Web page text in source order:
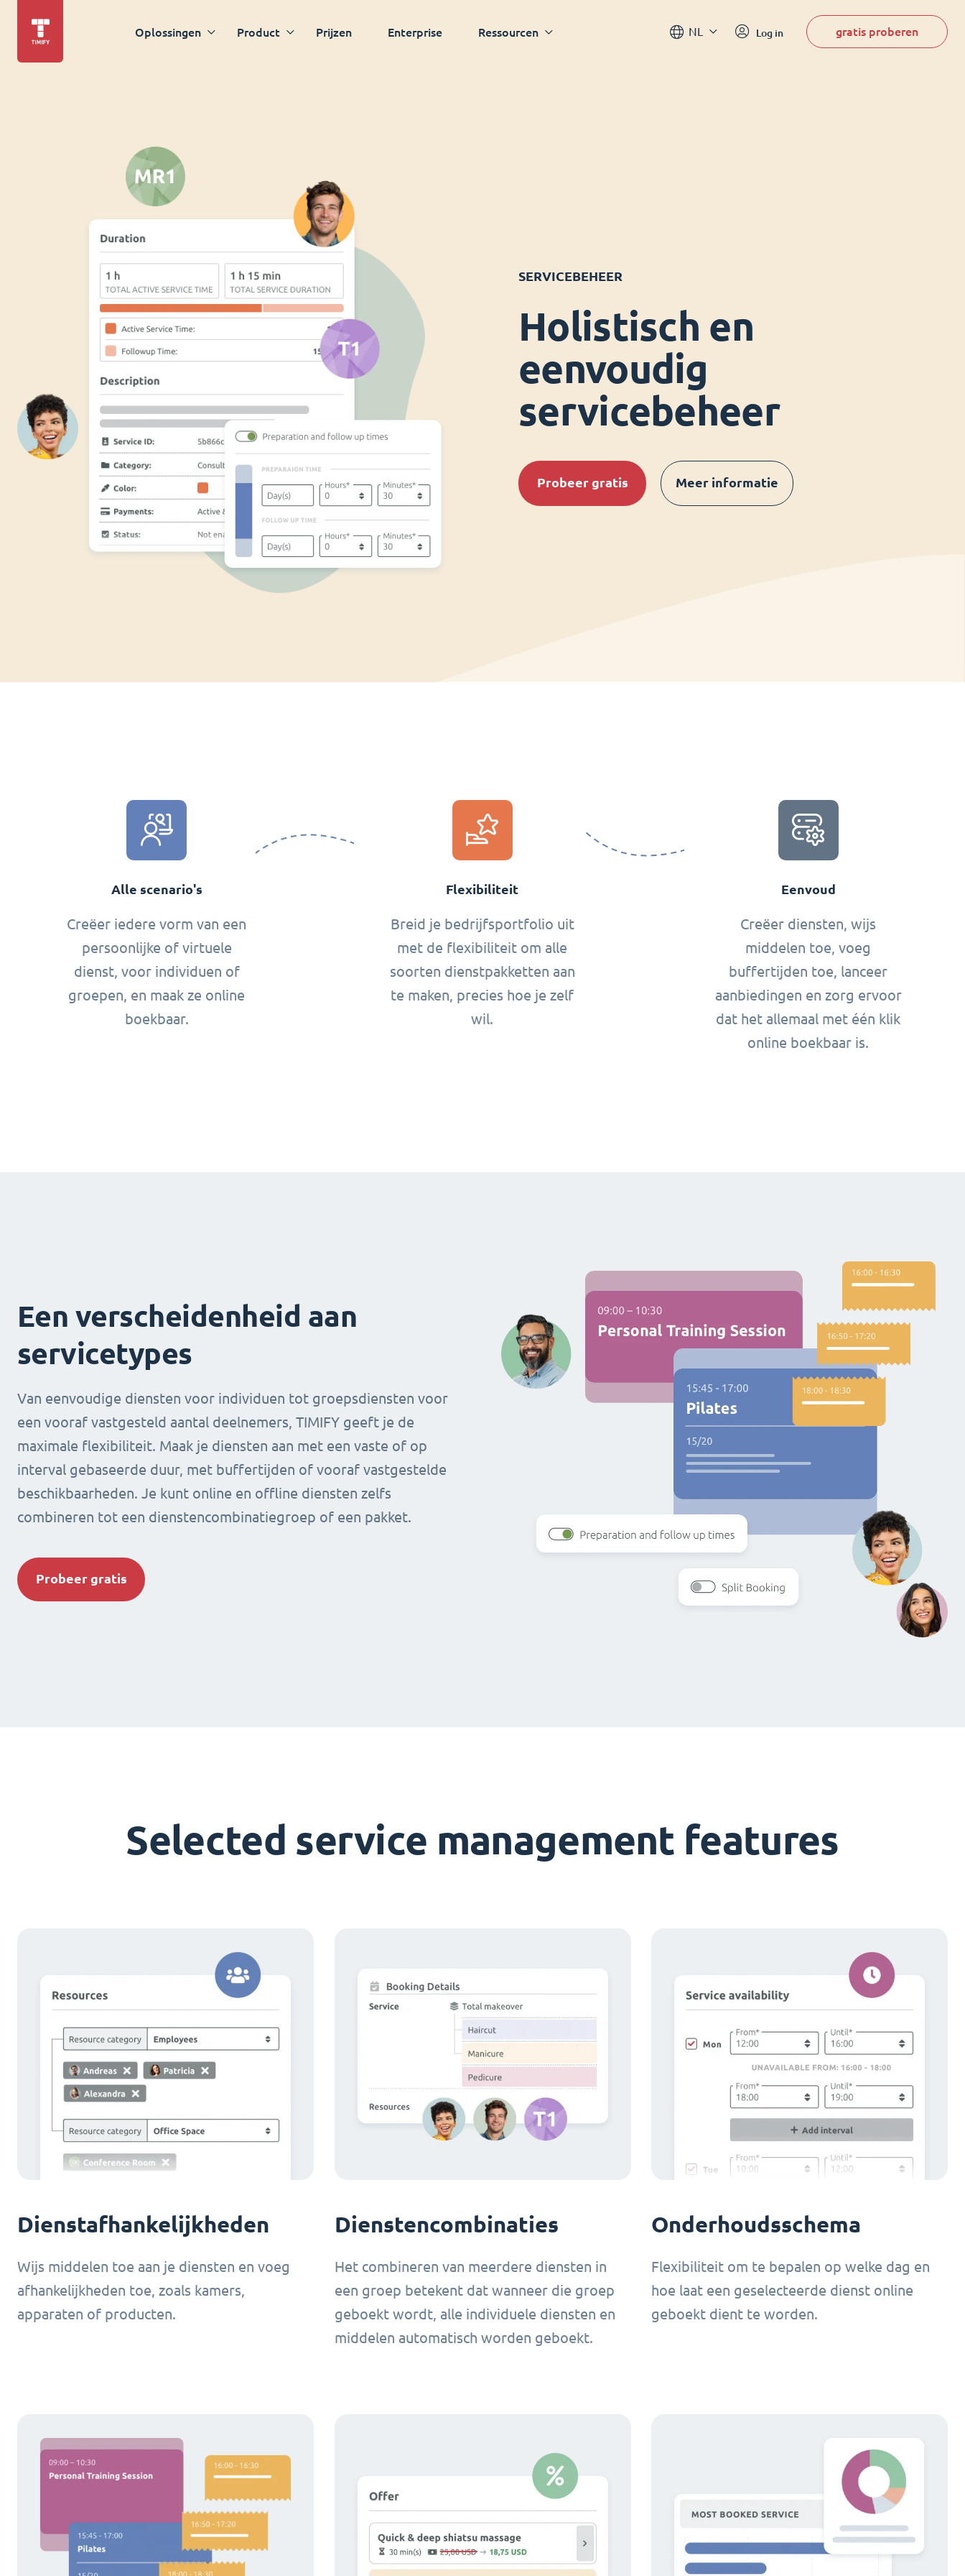
Oplossingen Product Prijzen Enterprise Ressourcen NL Log in gratis proberen
SERVICEBEHEER
Holistisch en
eenvoudig
servicebeheer
Probeer gratis Meer informatie
Alle scenario's
Creëer iedere vorm van een
persoonlijke of virtuele
dienst, voor individuen of
groepen, en maak ze online
boekbaar.
Flexibiliteit
Breid je bedrijfsportfolio uit
met de flexibiliteit om alle
soorten dienstpakketten aan
te maken, precies hoe je zelf
wil.
Eenvoud
Creëer diensten, wijs
middelen toe, voeg
buffertijden toe, lanceer
aanbiedingen en zorg ervoor
dat het allemaal met één klik
online boekbaar is.
Een verscheidenheid aan
servicetypes
Van eenvoudige diensten voor individuen tot groepsdiensten voor
een vooraf vastgesteld aantal deelnemers, TIMIFY geeft je de
maximale flexibiliteit. Maak je diensten aan met een vaste of op
interval gebaseerde duur, met buffertijden of vooraf vastgestelde
beschikbaarheden. Je kunt online en offline diensten zelfs
combineren tot een dienstencombinatiegroep of een pakket.
Probeer gratis
Selected service management features
Dienstafhankelijkheden
Wijs middelen toe aan je diensten en voeg
afhankelijkheden toe, zoals kamers,
apparaten of producten.
Dienstencombinaties
Het combineren van meerdere diensten in
een groep betekent dat wanneer die groep
geboekt wordt, alle individuele diensten en
middelen automatisch worden geboekt.
Onderhoudsschema
Flexibiliteit om te bepalen op welke dag en
hoe laat een geselecteerde dienst online
geboekt dient te worden.